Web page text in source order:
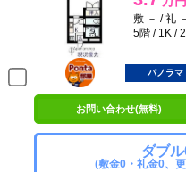
敷 － / 礼 －
5階 / 1K /
ポンタ
部屋
パノラマ
お問い合わせ(無料)
ダブ
(敷金0・礼金0、